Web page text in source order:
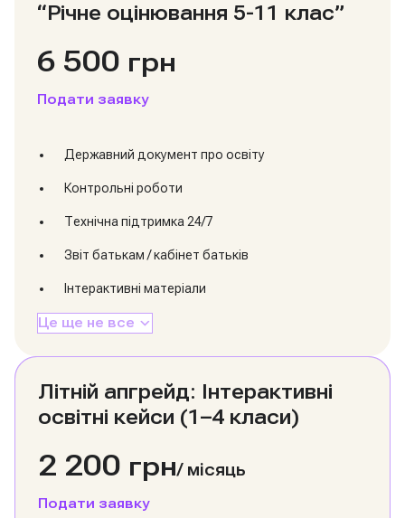
“Річне оцінювання 5-11 клас”
6 500 грн
Подати заявку
Державний документ про освіту
Контрольні роботи
Технічна підтримка 24/7
Звіт батькам / кабінет батьків
Інтерактивні матеріали
Це ще не все
Літній апгрейд: Інтерактивні
освітні кейси (1–4 класи)
2 200 грн/ місяць
Подати заявку